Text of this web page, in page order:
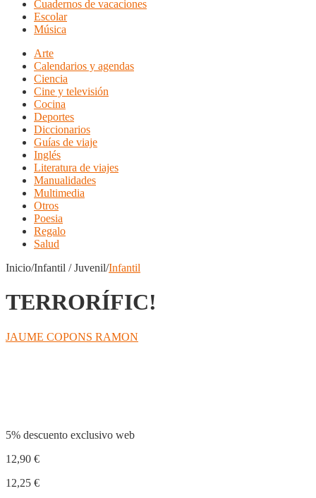
Cuadernos de vacaciones
Escolar
Música
Arte
Calendarios y agendas
Ciencia
Cine y televisión
Cocina
Deportes
Diccionarios
Guías de viaje
Inglés
Literatura de viajes
Manualidades
Multimedia
Otros
Poesia
Regalo
Salud
Inicio/Infantil / Juvenil/Infantil
TERRORÍFIC!
JAUME COPONS RAMON
5% descuento exclusivo web
12,90 €
12,25 €